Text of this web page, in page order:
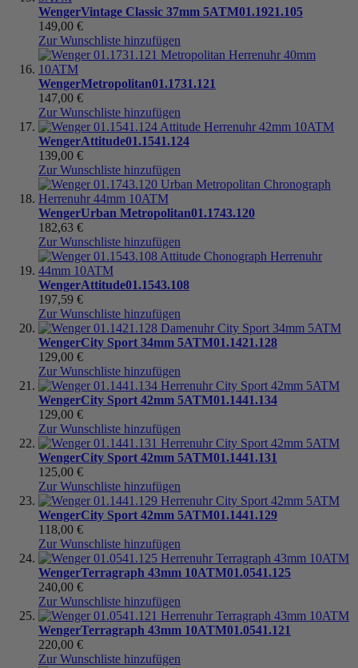
WengerVintage Classic 37mm 5ATM01.1921.105
149,00 €
Zur Wunschliste hinzufügen
WengerMetropolitan01.1731.121
147,00 €
Zur Wunschliste hinzufügen
WengerAttitude01.1541.124
139,00 €
Zur Wunschliste hinzufügen
WengerUrban Metropolitan01.1743.120
182,63 €
Zur Wunschliste hinzufügen
WengerAttitude01.1543.108
197,59 €
Zur Wunschliste hinzufügen
WengerCity Sport 34mm 5ATM01.1421.128
129,00 €
Zur Wunschliste hinzufügen
WengerCity Sport 42mm 5ATM01.1441.134
129,00 €
Zur Wunschliste hinzufügen
WengerCity Sport 42mm 5ATM01.1441.131
125,00 €
Zur Wunschliste hinzufügen
WengerCity Sport 42mm 5ATM01.1441.129
118,00 €
Zur Wunschliste hinzufügen
WengerTerragraph 43mm 10ATM01.0541.125
240,00 €
Zur Wunschliste hinzufügen
WengerTerragraph 43mm 10ATM01.0541.121
220,00 €
Zur Wunschliste hinzufügen